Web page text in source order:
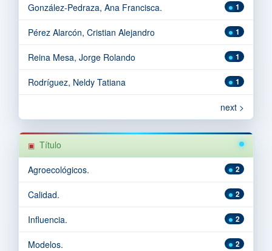
1
González-Pedraza, Ana Francisca.
1
Pérez Alarcón, Cristian Alejandro
1
Reina Mesa, Jorge Rolando
1
Rodríguez, Neldy Tatiana
next >
Título
2
Agroecológicos.
2
Calidad.
2
Influencia.
2
Modelos.